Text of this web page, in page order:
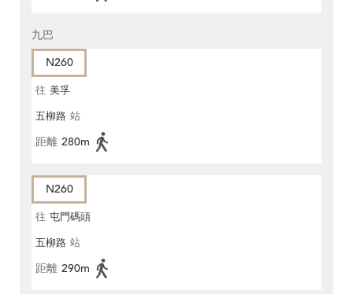
九巴
N260
往 美孚
五柳路 站
距離 280m
N260
往 屯門碼頭
五柳路 站
距離 290m